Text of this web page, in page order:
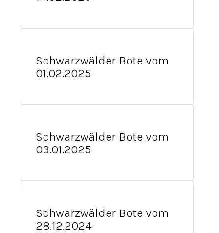
Schwarzwälder Bote vom
01.02.2025
Schwarzwälder Bote vom
03.01.2025
Schwarzwälder Bote vom
28.12.2024